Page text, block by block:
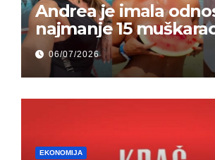
Andrea je imala
najmanje 15
odjednom – „Doktor
rekao…“ (FOTO)
06/07/2026
EKONOMIJA